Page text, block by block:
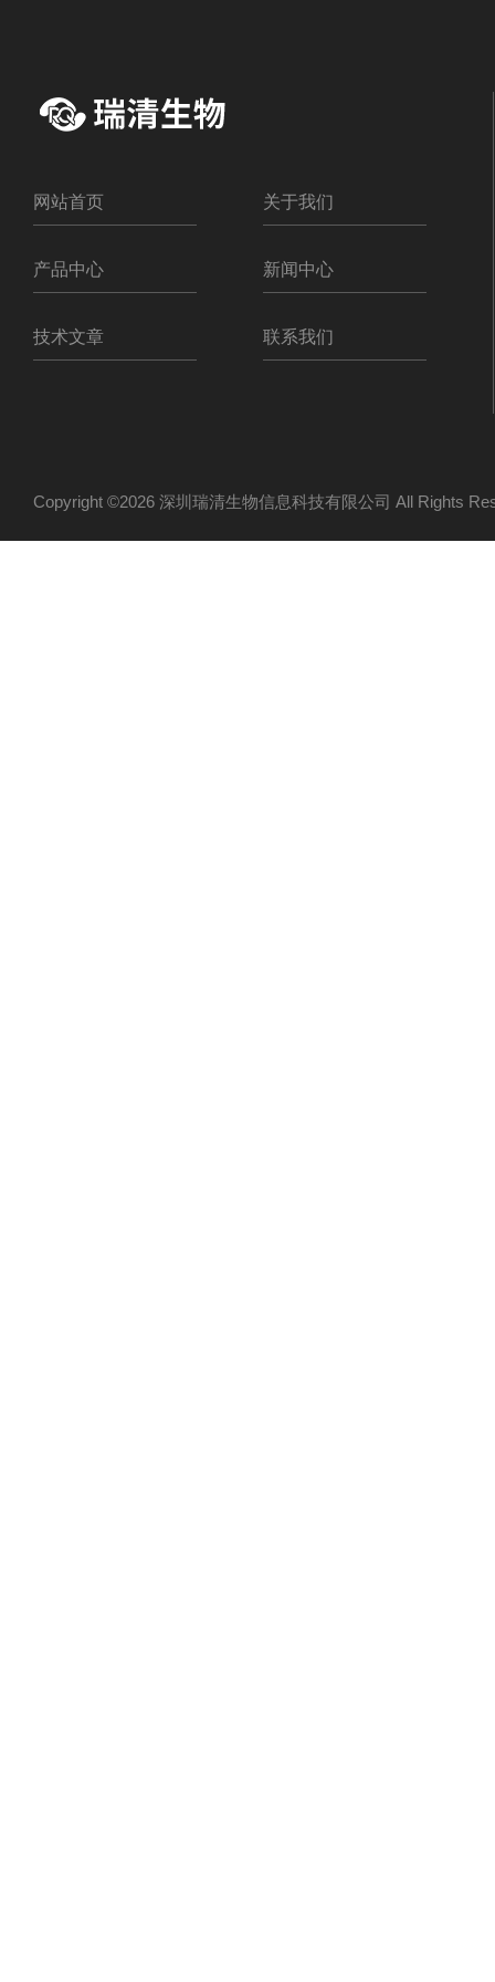
网站首页 关于我们
产品中心 新闻中心
技术文章 联系我们
Copyright ©2026 深圳瑞清生物信息科技有限公司 All Rights